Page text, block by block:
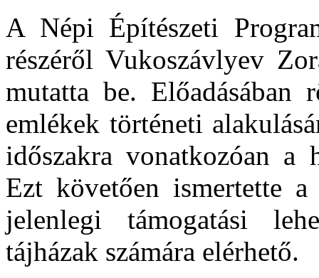
A Népi Építészeti
részéről Vukoszávlyev
mutatta be. Előadásában
emlékek történeti
időszakra vonatkozóan a
Ezt követően ismertette
jelenlegi támogatási
tájházak számára elérhető.